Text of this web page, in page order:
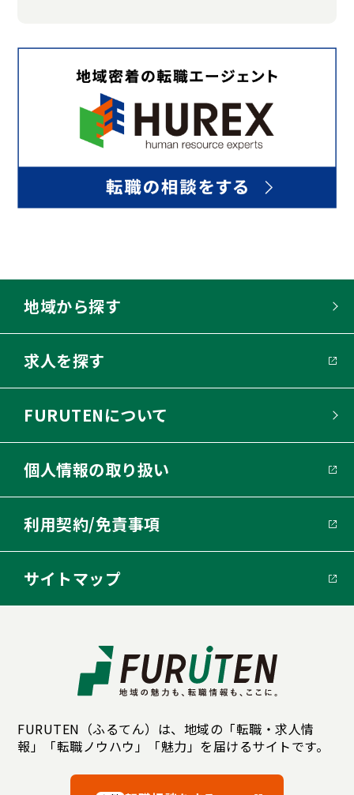
FURUTEN（ふるてん）は、地域の「転職・求人情
報」「転職ノウハウ」「魅力」を届けるサイトです。
地域から探す
求人を探す
FURUTENについて
個人情報の取り扱い
利用契約/免責事項
サイトマップ